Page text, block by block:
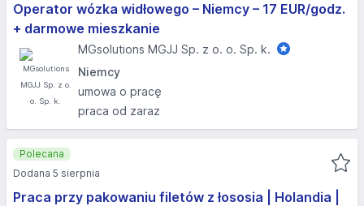
Operator wózka widłowego – Niemcy – 17 EUR/godz.
+ darmowe mieszkanie
MGsolutions MGJJ Sp. z o. o. Sp. k.
Niemcy
umowa o pracę
praca od zaraz
Praca przy pakowaniu filetów z łososia | Holandia |
Polecana
Dodana 5 sierpnia